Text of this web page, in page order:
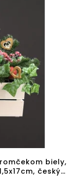
biely,
český